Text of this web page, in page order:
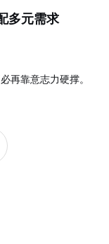
多元需求
再靠意志力硬撑。